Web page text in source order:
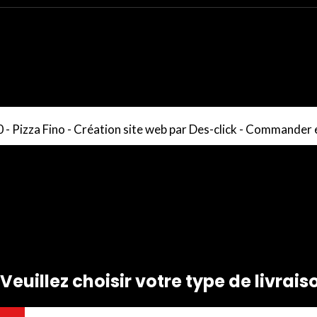
- Pizza Fino - Création site web parDes-click - Commander